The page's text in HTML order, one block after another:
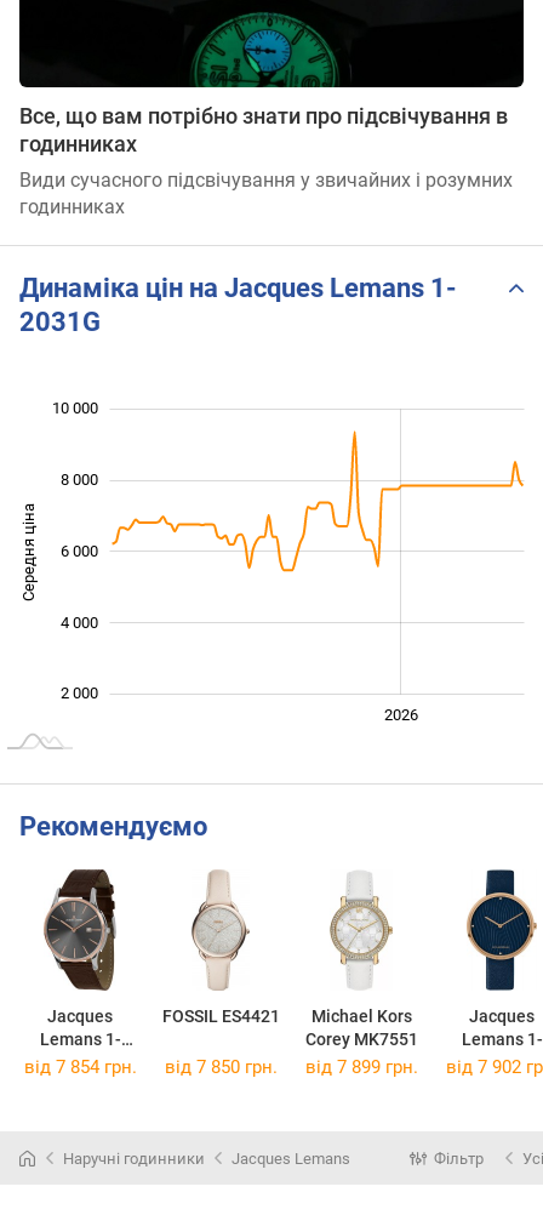
Все, що вам потрібно знати про підсвічування в
годинниках
Види сучасного підсвічування у звичайних і розумних
годинниках
Динаміка цін на Jacques Lemans 1-
2031G
Середня ціна 10 000
2 000
4 000
6 000
8 000
10 000
2026
Рекомендуємо
Jacques
Lemans 1-
1937E
FOSSIL ES4421
Michael Kors
Corey MK7551
Jacques
Lemans 1-
2093J
від 7 854 грн. від 7 850 грн. від 7 899 грн. від 7 902
Наручні годинники Jacques Lemans Фільтр